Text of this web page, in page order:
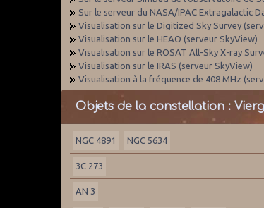
Sur le serveur du NASA/IPAC Extragalactic
Visualisation sur le Digitized Sky Survey
Visualisation sur le HEAO (serveur SkyView)
Visualisation sur le ROSAT All-Sky X-ray
Visualisation sur le IRAS (serveur SkyView)
Visualisation à la fréquence de 408 MHz
Objets de la constellation :
NGC 4891 NGC 5634
3C 273
AN 3